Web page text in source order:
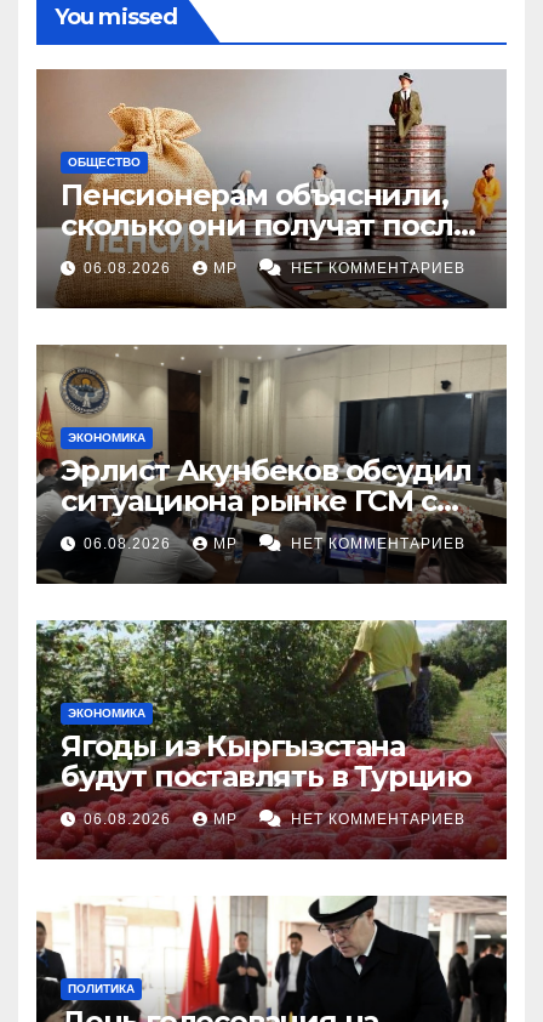
You missed
ОБЩЕСТВО
Пенсионерам объяснили,
сколько они получат после
индексации
06.08.2026 MP НЕТ КОММЕНТАРИЕВ
ЭКОНОМИКА
Эрлист Акунбеков обсудил
ситуациюна рынке ГСМ с
топливными компаниями
06.08.2026 MP НЕТ КОММЕНТАРИЕВ
ЭКОНОМИКА
Ягоды из Кыргызстана
будут поставлять в Турцию
06.08.2026 MP НЕТ КОММЕНТАРИЕВ
ПОЛИТИКА